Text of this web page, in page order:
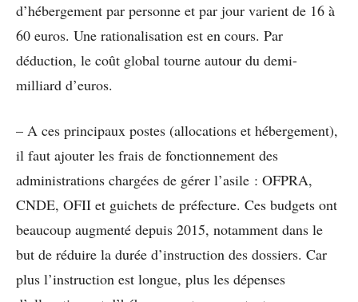
d’hébergement par personne et par jour varient de 16 à
60 euros. Une rationalisation est en cours. Par
déduction, le coût global tourne autour du demi-
milliard d’euros.
– A ces principaux postes (allocations et hébergement),
il faut ajouter les frais de fonctionnement des
administrations chargées de gérer l’asile : OFPRA,
CNDE, OFII et guichets de préfecture. Ces budgets ont
beaucoup augmenté depuis 2015, notamment dans le
but de réduire la durée d’instruction des dossiers. Car
plus l’instruction est longue, plus les dépenses